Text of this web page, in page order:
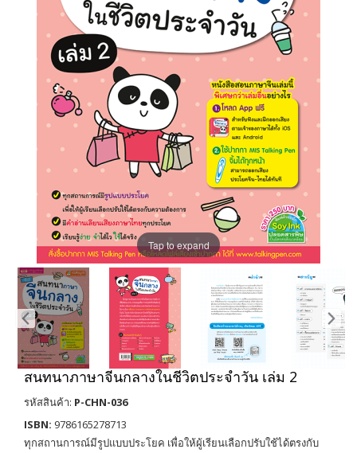
Tap to expand
สนทนาภาษาจีนกลางในชีวิตประจำวัน เล่ม 2
รหัสสินค้า: P-CHN-036
ISBN: 9786165278713
ทุกสถานการณ์มีรูปแบบประโยค เพื่อให้ผู้เรียนเลือกปรับใช้ได้ตรงกับ